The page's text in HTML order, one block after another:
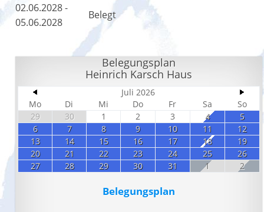
02.06.2028 -
05.06.2028
Belegt
Belegungsplan
Heinrich Karsch Haus
Juli 2026
Mo
Di Mi Do Fr Sa
So
29
30 1 2 3 4
5
6
7 8 9 10 11
12
13
14 15 16 17 18
19
20
21 22 23 24 25
26
27
28 29 30 31 1 2
Belegungsplan